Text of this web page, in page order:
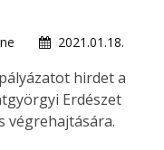
2021.01.18.
hirdet a
Erdészet
végrehajtására.